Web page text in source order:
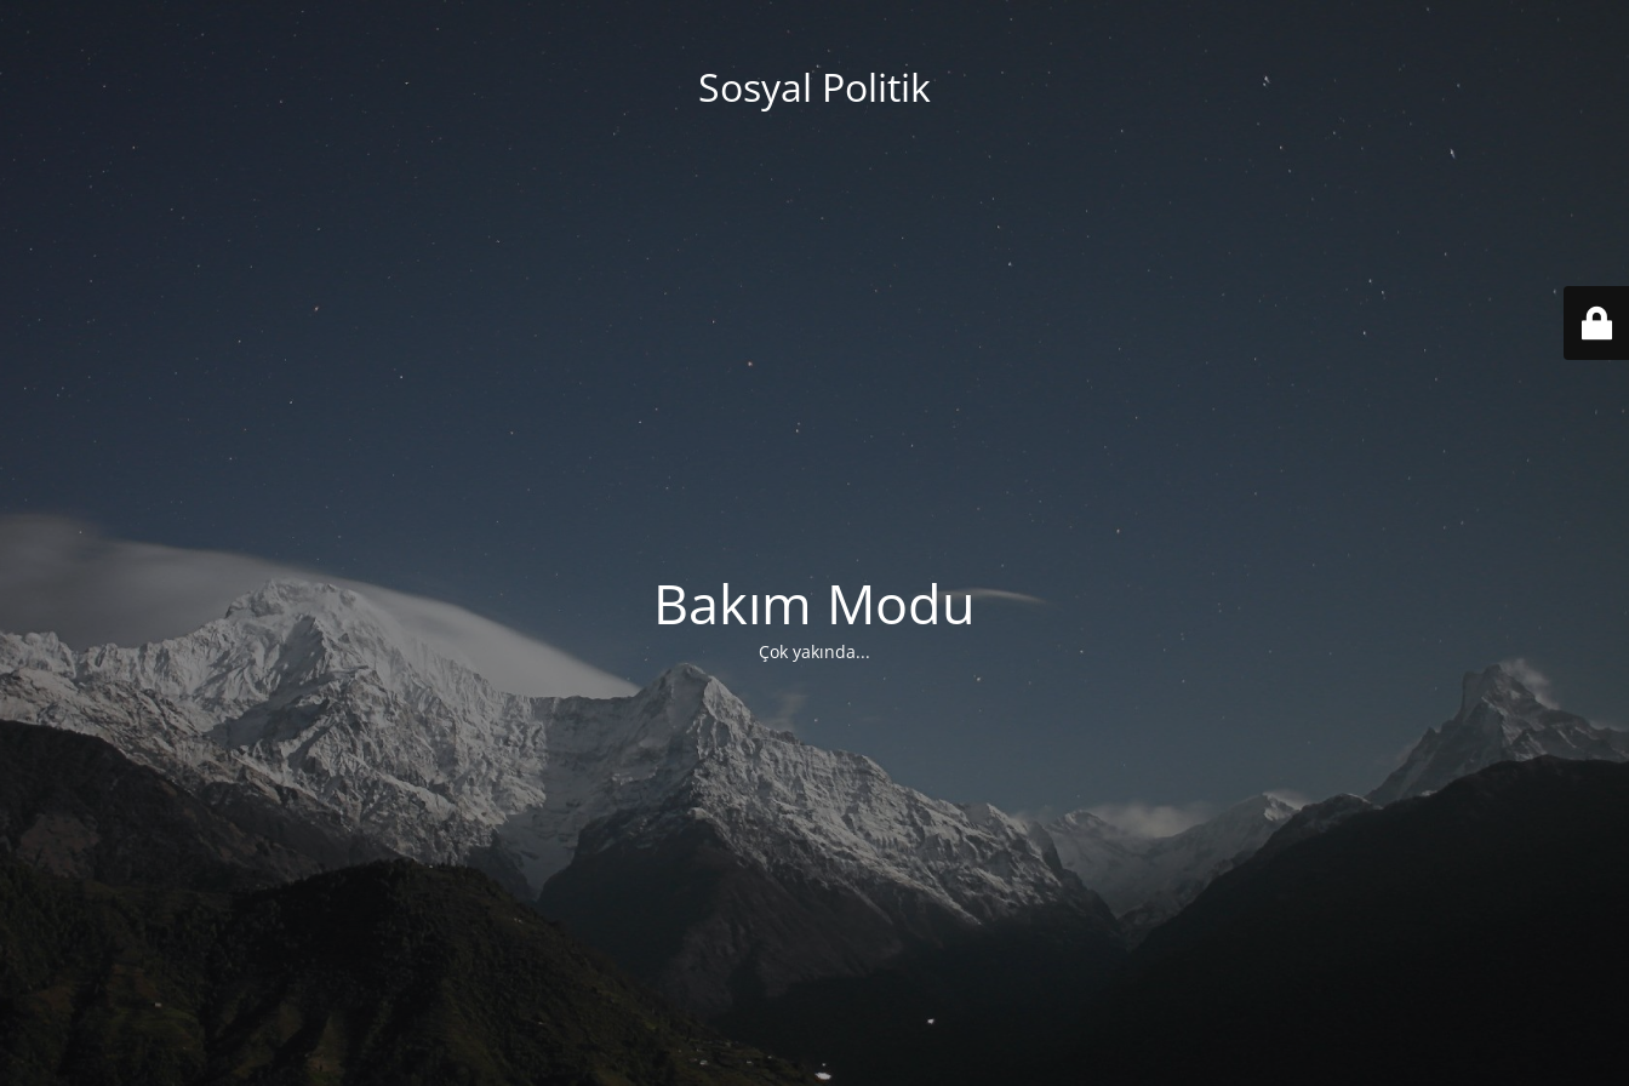
Sosyal Politik
Bakım Modu
Çok yakında...